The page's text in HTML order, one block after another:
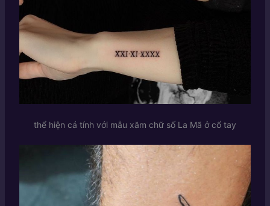
thể hiện cá tính với mẫu xăm chữ số La Mã ở cổ tay